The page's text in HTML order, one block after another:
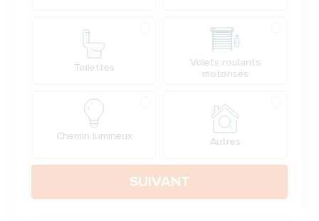
Toilettes
Chemin lumineux
Volets roulants
motorisés
Autres
SUIVANT